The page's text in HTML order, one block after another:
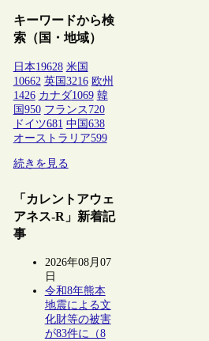
キーワードから検
索（国・地域）
日本19628 米国
10662 英国 3216 欧州
1426 カナダ1069 韓
国 950 フランス 720
ドイツ681 中国 638
オーストラリア599
続きを見る
「カレントアウェ
アネス-R」新着記
事
2026年08月07
日
令和8年熊本
地震による文
化財等の被害
が83件に（8